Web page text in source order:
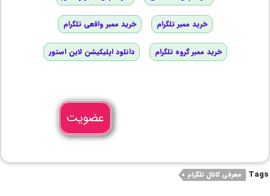
خرید ممبر تلگرام خرید ممبر واقعی تلگرام
خرید ممبر گروه تلگرام دانلود اپلیکیشن لاین استور
عضویت
Tags معرفی کانال تلگرام